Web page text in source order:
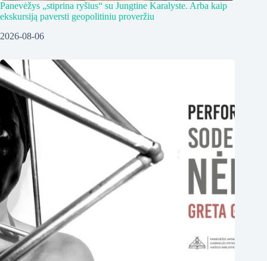
Panevėžys „stiprina ryšius“ su Jungtine Karalyste. Arba kaip
ekskursiją paversti geopolitiniu proveržiu
2026-08-06